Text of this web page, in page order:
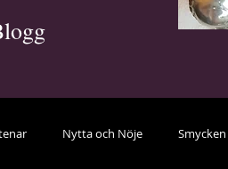
Nytta och Nöje